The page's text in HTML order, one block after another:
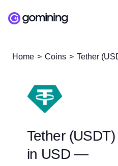
Home Coins Tether
Tether
in USD —